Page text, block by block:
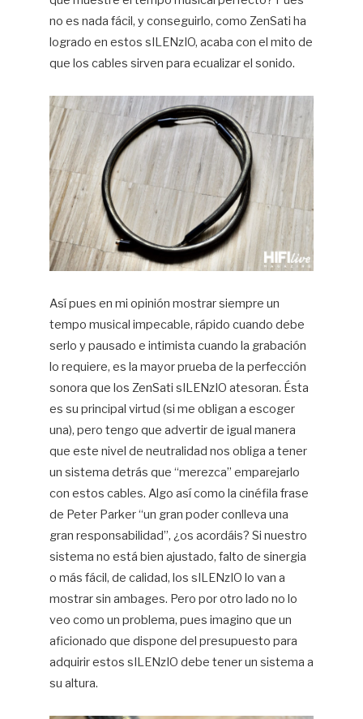
no es nada fácil, y conseguirlo, como ZenSati ha
logrado en estos sILENzIO, acaba con el mito de
que los cables sirven para ecualizar el sonido.
Así pues en mi opinión mostrar siempre un
tempo musical impecable, rápido cuando debe
serlo y pausado e intimista cuando la grabación
lo requiere, es la mayor prueba de la perfección
sonora que los ZenSati sILENzIO atesoran. Ésta
es su principal virtud (si me obligan a escoger
una), pero tengo que advertir de igual manera
que este nivel de neutralidad nos obliga a tener
un sistema detrás que “merezca” emparejarlo
con estos cables. Algo así como la cinéfila frase
de Peter Parker “un gran poder conlleva una
gran responsabilidad”, ¿os acordáis? Si nuestro
sistema no está bien ajustado, falto de sinergia
o más fácil, de calidad, los sILENzIO lo van a
mostrar sin ambages. Pero por otro lado no lo
veo como un problema, pues imagino que un
aficionado que dispone del presupuesto para
adquirir estos sILENzIO debe tener un sistema a
su altura.